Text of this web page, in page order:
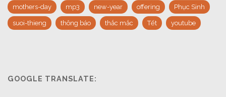
mothers-day mp3 new-year offering Phục Sinh
suoi-thieng thông báo thắc mắc Tết youtube
GOOGLE TRANSLATE: